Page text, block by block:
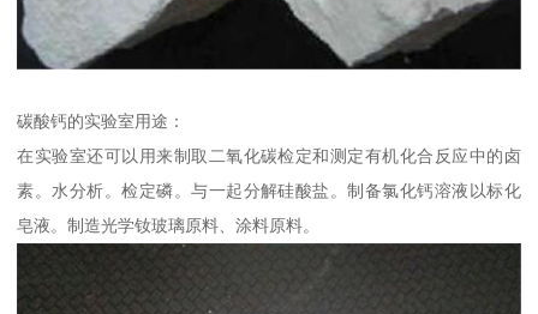
碳酸钙的实验室用途：
在实验室还可以用来制取二氧化碳检定和测定有机化合反应中的卤
素。水分析。检定磷。与一起分解硅酸盐。制备氯化钙溶液以标化
皂液。制造光学钕玻璃原料、涂料原料。